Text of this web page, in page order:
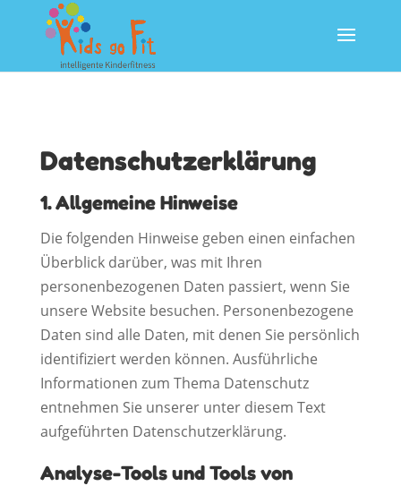
Datenschutzerklärung
1. Allgemeine Hinweise
Die folgenden Hinweise geben einen einfachen
Überblick darüber, was mit Ihren
personenbezogenen Daten passiert, wenn Sie
unsere Website besuchen. Personenbezogene
Daten sind alle Daten, mit denen Sie persönlich
identifiziert werden können. Ausführliche
Informationen zum Thema Datenschutz
entnehmen Sie unserer unter diesem Text
aufgeführten Datenschutzerklärung.
Analyse-Tools und Tools von